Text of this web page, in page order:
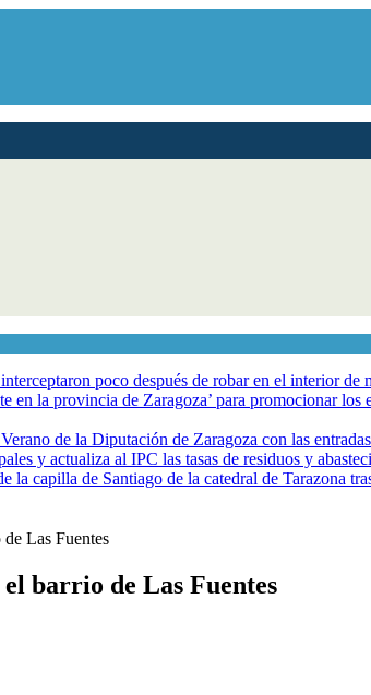
poco después de robar en el interior de
en la provincia de Zaragoza’ para promocionar
de la Diputación de Zaragoza con las
y actualiza al IPC las tasas de residuos y
capilla de Santiago de la catedral de Tarazona
Las Fuentes
barrio de Las Fuentes